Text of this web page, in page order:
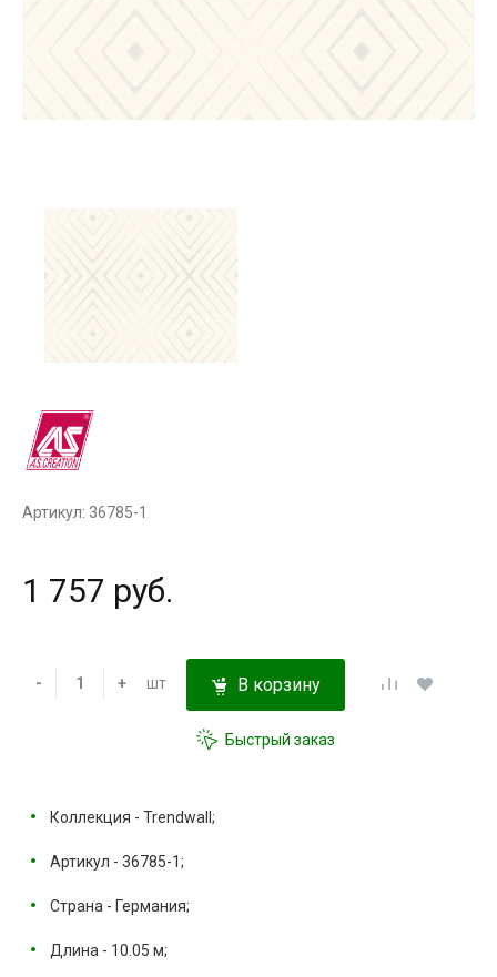
Артикул: 36785-1
1 757 руб.
- + шт В корзину
Быстрый заказ
Коллекция - Trendwall;
Артикул - 36785-1;
Страна - Германия;
Длина - 10.05 м;